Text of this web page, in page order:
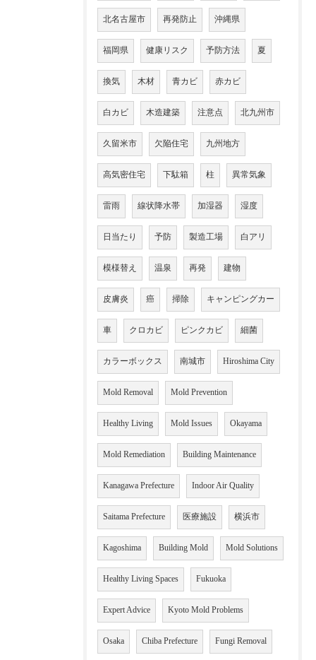
北名古屋市 再発防止 沖縄県
福岡県 健康リスク 予防方法 夏
換気 木材 青カビ 赤カビ
白カビ 木造建築 注意点 北九州市
久留米市 欠陥住宅 九州地方
高気密住宅 下駄箱 柱 異常気象
雷雨 線状降水帯 加湿器 湿度
日当たり 予防 製造工場 白アリ
模様替え 温泉 再発 建物
皮膚炎 癌 掃除 キャンピングカー
車 クロカビ ピンクカビ 細菌
カラーボックス 南城市 Hiroshima City
Mold Removal Mold Prevention
Healthy Living Mold Issues Okayama
Mold Remediation Building Maintenance
Kanagawa Prefecture Indoor Air Quality
Saitama Prefecture 医療施設 横浜市
Kagoshima Building Mold Mold Solutions
Healthy Living Spaces Fukuoka
Expert Advice Kyoto Mold Problems
Osaka Chiba Prefecture Fungi Removal